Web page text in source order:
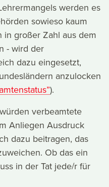
werden es
sowieso kaum
in großer Zahl aus dem
- wird der
dazu eingesetzt,
anzulocken
).
verbeamtete
Anliegen Ausdruck
dazu beitragen, das
Ob das ein
in der Tat jede/r für